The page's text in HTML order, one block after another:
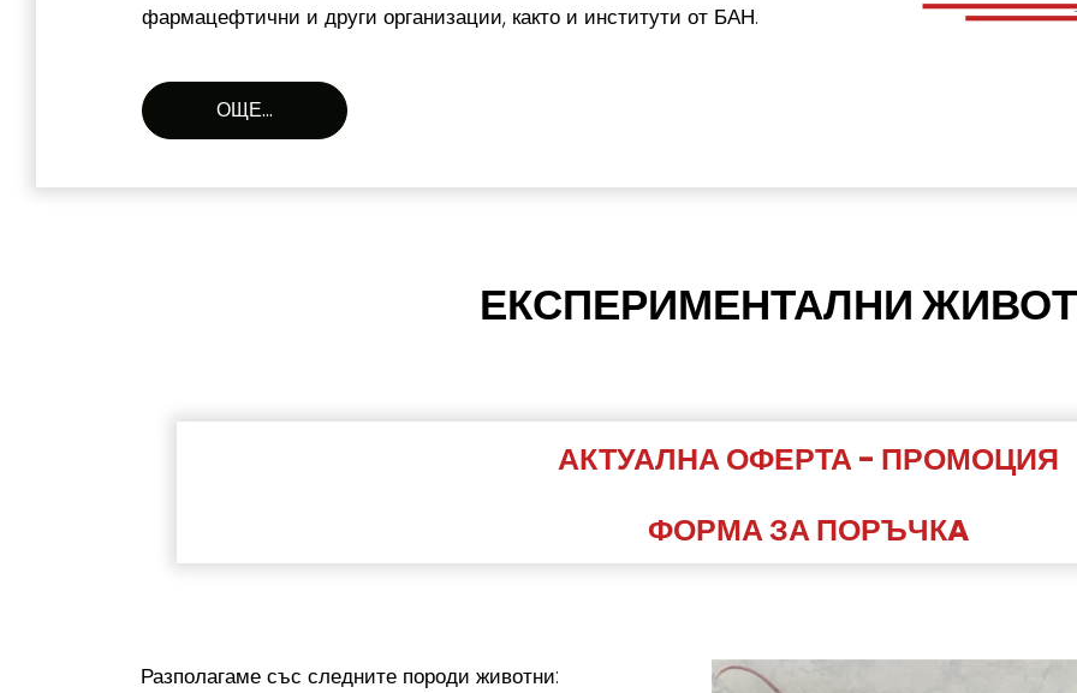
фармацефтични и други организации, както и институти от БАН.
ОЩЕ...
ЕКСПЕРИМЕНТАЛНИ
АКТУАЛНА ОФЕРТА - ПРОМОЦИЯ
ФОРМА ЗА ПОРЪЧКA
Разполагаме със следните породи животни: